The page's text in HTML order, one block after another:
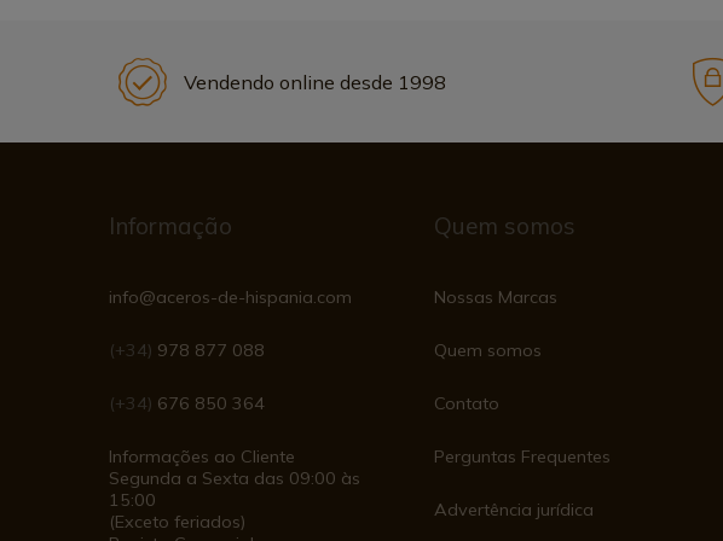
Vendendo online desde 1998
Informação
info@aceros-de-hispania.com
(+34) 978 877 088
(+34) 676 850 364
Informações ao Cliente
Segunda a Sexta das 09:00 às
15:00
(Exceto feriados)
Quem somos
Nossas Marcas
Quem somos
Contato
Perguntas Frequentes
Advertência jurídica